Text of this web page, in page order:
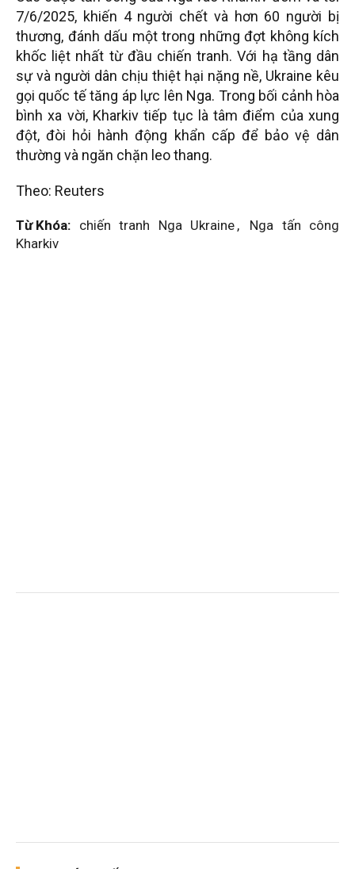
7/6/2025, khiến 4 người chết và hơn 60 người bị
thương, đánh dấu một trong những đợt không kích
khốc liệt nhất từ đầu chiến tranh. Với hạ tầng dân
sự và người dân chịu thiệt hại nặng nề, Ukraine kêu
gọi quốc tế tăng áp lực lên Nga. Trong bối cảnh hòa
bình xa vời, Kharkiv tiếp tục là tâm điểm của xung
đột, đòi hỏi hành động khẩn cấp để bảo vệ dân
thường và ngăn chặn leo thang.
Theo: Reuters
Từ Khóa: chiến tranh Nga Ukraine ,
Nga tấn công
Kharkiv